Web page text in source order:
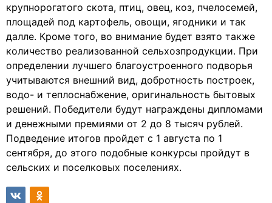
крупнорогатого скота, птиц, овец, коз, пчелосемей,
площадей под картофель, овощи, ягодники и так
далле. Кроме того, во внимание будет взято также
количество реализованной сельхозпродукции. При
определении лучшего благоустроенного подворья
учитываются внешний вид, добротность построек,
водо- и теплоснабжение, оригинальность бытовых
решений. Победители будут награждены дипломами
и денежными премиями от 2 до 8 тысяч рублей.
Подведение итогов пройдет с 1 августа по 1
сентября, до этого подобные конкурсы пройдут в
сельских и поселковых поселениях.